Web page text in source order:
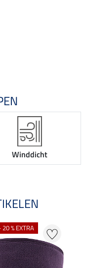
Winddicht
20 % EXTRA